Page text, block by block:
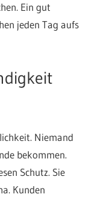
Ein gut
jeden Tag aufs
Niemand
bekommen.
Schutz. Sie
Kunden